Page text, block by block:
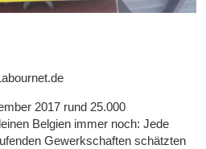
2017 rund 25.000
Belgien immer noch: Jede
Gewerkschaften schätzten